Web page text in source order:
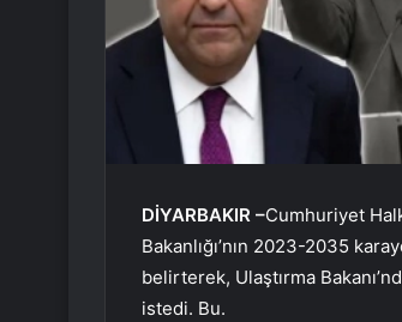
DİYARBAKIR –Cumhuriyet
Bakanlığı’nın 2023-2035
belirterek, Ulaştırma
istedi. Bu.